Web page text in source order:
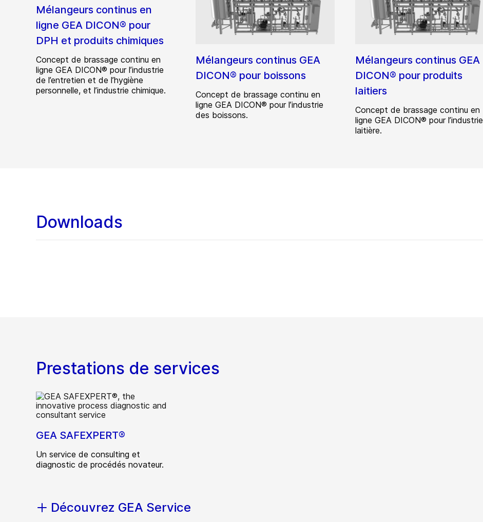
Mélangeurs continus en
ligne GEA DICON® pour
DPH et produits chimiques
Concept de brassage continu en
ligne GEA DICON® pour l’industrie
de l’entretien et de l’hygiène
personnelle, et l’industrie chimique.
Mélangeurs continus GEA
DICON® pour boissons
Concept de brassage continu en
ligne GEA DICON® pour l’industrie
des boissons.
Mélangeurs continus GEA
DICON® pour produits
laitiers
Concept de brassage continu en
ligne GEA DICON® pour l’industrie
laitière.
Downloads
Prestations de services
GEA SAFEXPERT®
Un service de consulting et
diagnostic de procédés novateur.
Découvrez GEA Service